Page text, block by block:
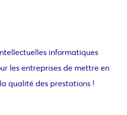
informatiques
les entreprises de mettre en
qualité des prestations !